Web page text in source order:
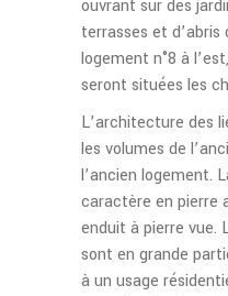
ouvrant sur des
terrasses et d’abris
logement n°8 à
seront situées les
L’architecture des
les volumes de
l’ancien logement.
caractère en pierre
enduit à pierre vue.
sont en grande
à un usage